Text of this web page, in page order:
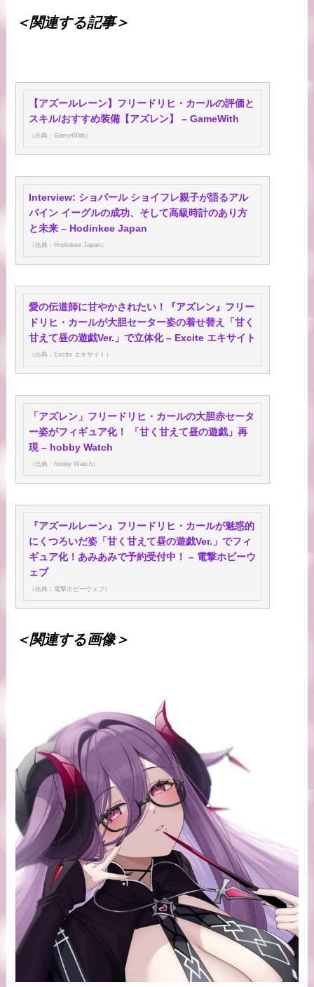
＜関連する記事＞
【アズールレーン】フリードリヒ・カールの評価と
スキル/おすすめ装備【アズレン】 – GameWith
（出典：GameWith）
Interview: ショパール ショイフレ親子が語るアル
パイン イーグルの成功、そして高級時計のあり方
と未来 – Hodinkee Japan
（出典：Hodinkee Japan）
愛の伝道師に甘やかされたい！『アズレン』フリー
ドリヒ・カールが大胆セーター姿の着せ替え「甘く
甘えて昼の遊戯Ver.」で立体化 – Excite エキサイト
（出典：Excite エキサイト）
「アズレン」フリードリヒ・カールの大胆赤セータ
ー姿がフィギュア化！ 「甘く甘えて昼の遊戯」再
現 – hobby Watch
（出典：hobby Watch）
『アズールレーン』フリードリヒ・カールが魅惑的
にくつろいだ姿「甘く甘えて昼の遊戯Ver.」でフィ
ギュア化！あみあみで予約受付中！ – 電撃ホビーウ
ェブ
（出典：電撃ホビーウェブ）
＜関連する画像＞